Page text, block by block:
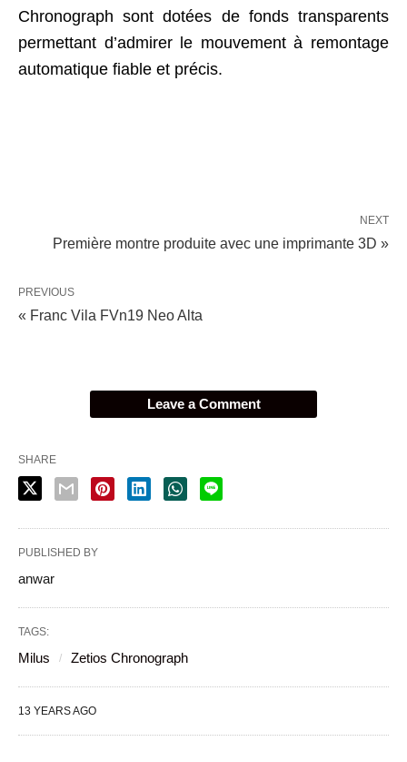
Chronograph sont dotées de fonds transparents
permettant d’admirer le mouvement à remontage
automatique fiable et précis.
NEXT
Première montre produite avec une imprimante 3D »
PREVIOUS
« Franc Vila FVn19 Neo Alta
Leave a Comment
SHARE
PUBLISHED BY
anwar
TAGS:
Milus Zetios Chronograph
13 YEARS AGO